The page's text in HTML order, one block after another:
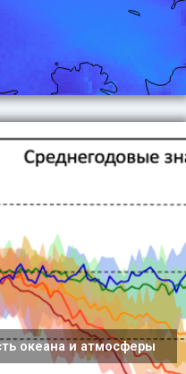
океана и атмосферы